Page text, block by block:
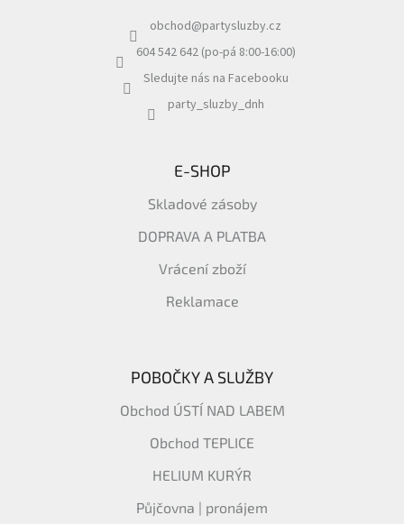
obchod@partysluzby.cz
604 542 642 (po-pá 8:00-16:00)
Sledujte nás na Facebooku
party_sluzby_dnh
E-SHOP
Skladové zásoby
DOPRAVA A PLATBA
Vrácení zboží
Reklamace
POBOČKY A SLUŽBY
Obchod ÚSTÍ NAD LABEM
Obchod TEPLICE
HELIUM KURÝR
Půjčovna | pronájem